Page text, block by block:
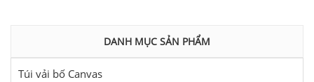
DANH MỤC SẢN PHẨM
Túi vải bố Canvas